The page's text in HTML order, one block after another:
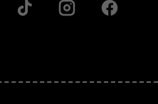
Facebook
Instagram
Tiktok